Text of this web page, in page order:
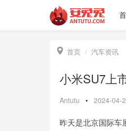
 首页 汽车资讯
小米SU7上
Antutu • 2024-04-
昨天是北京国际车